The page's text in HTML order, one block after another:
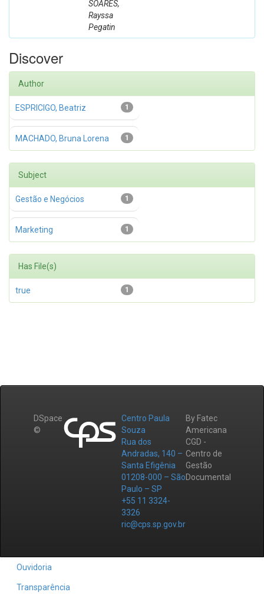
SOARES,
Rayssa
Pegatin
Discover
Author
1
ESPRICIGO, Beatriz
1
MACHADO, Bruna Lorena
Subject
1
Gestão e Negócios
1
Marketing
Has File(s)
1
true
DSpace
©
Centro Paula
Souza
Rua dos
Andradas, 140 –
Santa Efigênia
01208-000 – São
Paulo – SP
+55 11 3324-
3326
ric@cps.sp.gov.br
By Fatec
Americana
CGD -
Centro de
Gestão
Documental
Ouvidoria
Transparência